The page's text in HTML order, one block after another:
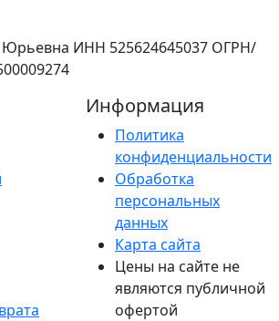
ИНН 525624645037 ОГРН/
Информация
Политика
конфиденциальности
Обработка
персональных
данных
Карта сайта
Цены на сайте не
являются публичной
офертой